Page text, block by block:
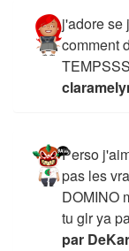
j'adore se
comment
Perso
pas les
DOMINO
tu glr ya
par